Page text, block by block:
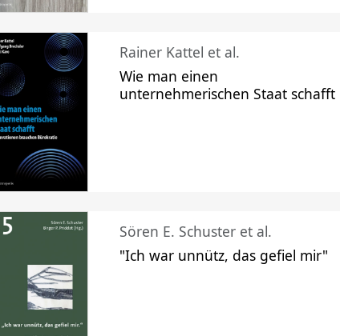
Rainer Kattel et al.
Wie man einen
unternehmerischen Staat schafft
Sören E. Schuster et al.
"Ich war unnütz, das gefiel mir"